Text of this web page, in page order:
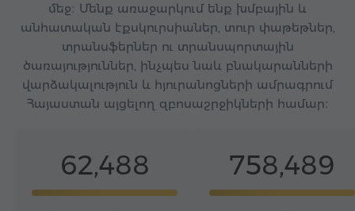
մեջ։ Մենք առաջարկում ենք խմբային և
անհատական էքսկուրսիաներ, տուր փաթեթներ,
տրանսֆերներ ու տրանսպորտային
ծառայություններ, ինչպես նաև բնակարանների
վարձակալություն և հյուրանոցների ամրագրում
Հայաստան այցելող զբոսաշրջիկների համար։
62,488 758,489